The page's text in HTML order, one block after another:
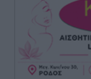
Κλεάνθης:
ατομικό για δύο
Αθλητικά πριν 3